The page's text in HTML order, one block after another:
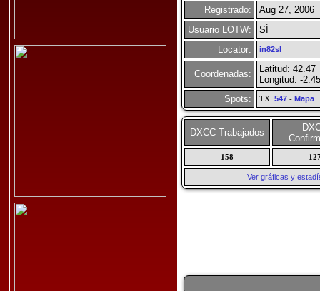
Registrado:
Aug 27, 2006
Usuario LOTW:
SÍ
Locator:
in82sl
Coordenadas:
Latitud: 42.47
Longitud: -2.45
Spots:
TX: 547- Mapa
DXCC Trabajados
158
Ver gráficas y